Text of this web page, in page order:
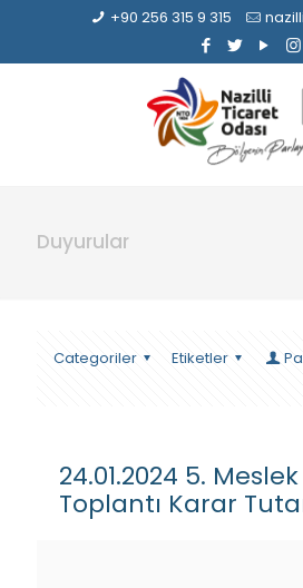
+90 256 315 9 315
Duyurular
Categoriler Etiketler
24.01.2024 5.
Toplantı Karar